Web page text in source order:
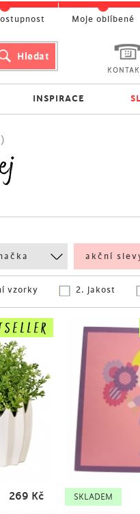
akční
2. jakost
vzorky
269 Kč SKLADEM
INSPIRACE
Moje oblíbené